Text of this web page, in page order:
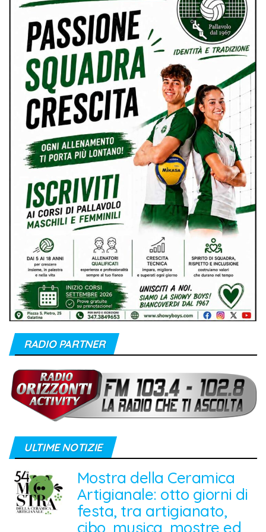
RADIO PARTNER
ULTIME NOTIZIE
Mostra della Ceramica
Artigianale: otto giorni di
festa, tra artigianato,
cibo, musica, mostre ed